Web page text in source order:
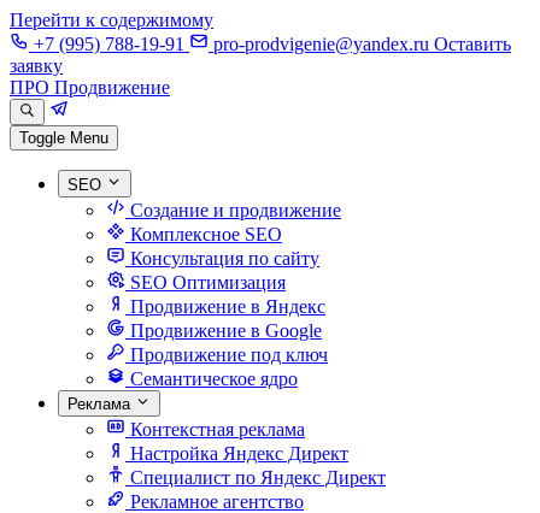
Перейти к содержимому
+7 (995) 788-19-91
pro-prodvigenie@yandex.ru Оставить
заявку
ПРО Продвижение
Toggle Menu
SEO
Создание и продвижение
Комплексное SEO
Консультация по сайту
SEO Оптимизация
Продвижение в Яндекс
Продвижение в Google
Продвижение под ключ
Семантическое ядро
Реклама
Контекстная реклама
Настройка Яндекс Директ
Специалист по Яндекс Директ
Рекламное агентство